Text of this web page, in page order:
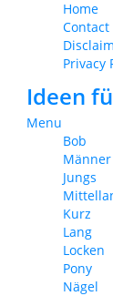
Home
Contact
Privacy
Ideen
Menu
Bob
Männer
Jungs
Kurz
Lang
Locken
Pony
Nägel